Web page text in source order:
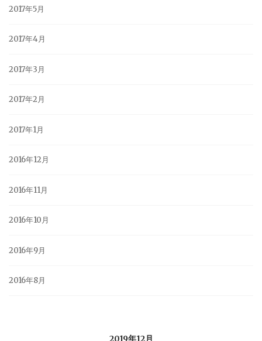
2017年5月
2017年4月
2017年3月
2017年2月
2017年1月
2016年12月
2016年11月
2016年10月
2016年9月
2016年8月
2019年12月